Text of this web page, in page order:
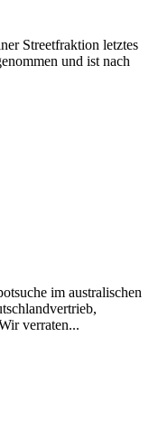
Streetfraktion letztes
und ist nach
im australischen
verraten...